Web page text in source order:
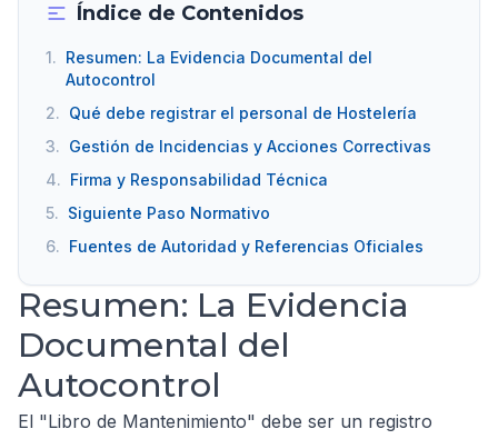
Índice de Contenidos
1. Resumen: La Evidencia Documental del
Autocontrol
2. Qué debe registrar el personal de Hostelería
3. Gestión de Incidencias y Acciones Correctivas
4. Firma y Responsabilidad Técnica
5. Siguiente Paso Normativo
6. Fuentes de Autoridad y Referencias Oficiales
Resumen: La Evidencia
Documental del
Autocontrol
El "Libro de Mantenimiento" debe ser un registro